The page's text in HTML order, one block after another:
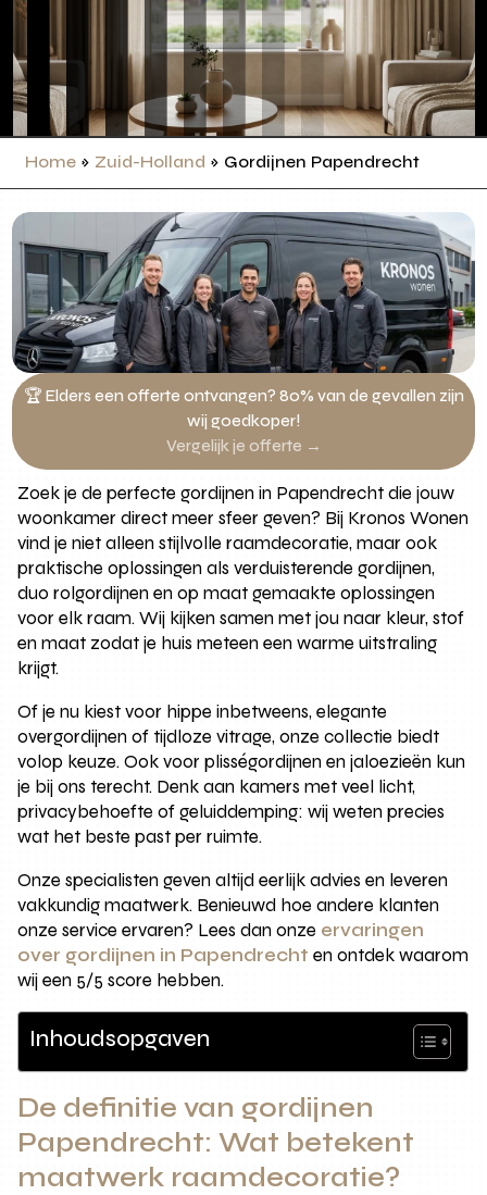
Home» Zuid-Holland » Gordijnen Papendrecht
🏆 Elders een offerte ontvangen? 80% van de gevallen zijn
wij goedkoper!
Vergelijk je offerte →
Zoek je de perfecte gordijnen in Papendrecht die jouw
woonkamer direct meer sfeer geven? Bij Kronos Wonen
vind je niet alleen stijlvolle raamdecoratie, maar ook
praktische oplossingen als verduisterende gordijnen,
duo rolgordijnen en op maat gemaakte oplossingen
voor elk raam. Wij kijken samen met jou naar kleur, stof
en maat zodat je huis meteen een warme uitstraling
krijgt.
Of je nu kiest voor hippe inbetweens, elegante
overgordijnen of tijdloze vitrage, onze collectie biedt
volop keuze. Ook voor plisségordijnen en jaloezieën kun
je bij ons terecht. Denk aan kamers met veel licht,
privacybehoefte of geluiddemping: wij weten precies
wat het beste past per ruimte.
Onze specialisten geven altijd eerlijk advies en leveren
vakkundig maatwerk. Benieuwd hoe andere klanten
onze service ervaren? Lees dan onze ervaringen
over gordijnen in Papendrecht en ontdek waarom
wij een 5/5 score hebben.
Inhoudsopgaven
De definitie van gordijnen
Papendrecht: Wat betekent
maatwerk raamdecoratie?